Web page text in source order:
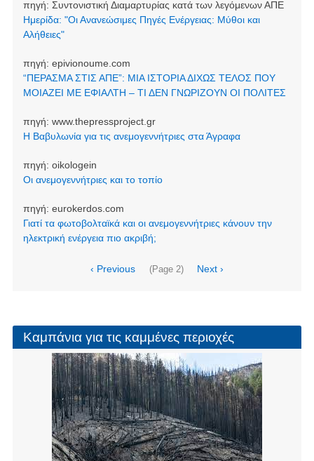
πηγή: Συντονιστική Διαμαρτυρίας κατά των λεγόμενων ΑΠΕ
Ημερίδα: "Οι Ανανεώσιμες Πηγές Ενέργειας: Μύθοι και
Αλήθειες"
πηγή: epivionoume.com
“ΠΕΡΑΣΜΑ ΣΤΙΣ ΑΠΕ”: ΜΙΑ ΙΣΤΟΡΙΑ ΔΙΧΩΣ ΤΕΛΟΣ ΠΟΥ
ΜΟΙΑΖΕΙ ΜΕ ΕΦΙΑΛΤΗ – ΤΙ ΔΕΝ ΓΝΩΡΙΖΟΥΝ ΟΙ ΠΟΛΙΤΕΣ
πηγή: www.thepressproject.gr
Η Βαβυλωνία για τις ανεμογεννήτριες στα Άγραφα
πηγή: oikologein
Οι ανεμογεννήτριες και το τοπίο
πηγή: eurokerdos.com
Γιατί τα φωτοβολταϊκά και οι ανεμογεννήτριες κάνουν την
ηλεκτρική ενέργεια πιο ακριβή;
ΣελιδοποίησηΠροηγούμενη
‹ Previous (Page 2)
Next
Next ›
Καμπάνια για τις καμμένες περιοχές